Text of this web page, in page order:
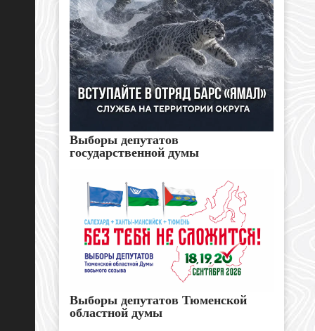
Выборы депутатов
государственной думы
Выборы депутатов Тюменской
областной думы